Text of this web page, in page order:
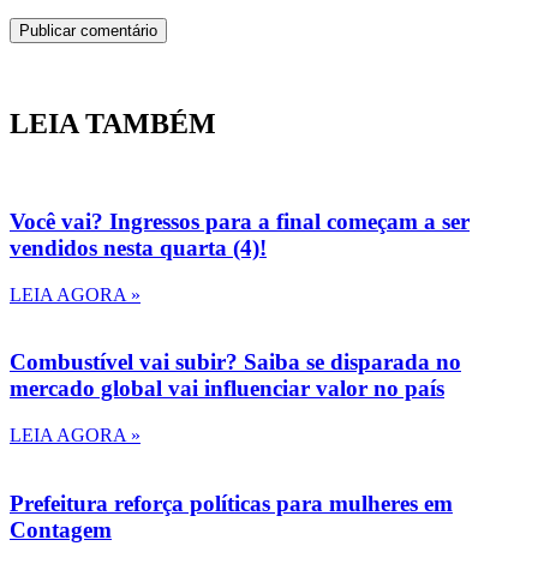
LEIA TAMBÉM
Você vai? Ingressos para a final começam a ser
vendidos nesta quarta (4)!
LEIA AGORA »
Combustível vai subir? Saiba se disparada no
mercado global vai influenciar valor no país
LEIA AGORA »
Prefeitura reforça políticas para mulheres em
Contagem